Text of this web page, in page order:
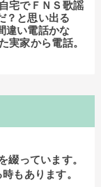
宅でＦＮＳ歌謡
？と思い出る
違い電話かな
実家から電話。
綴っています。
もあります。